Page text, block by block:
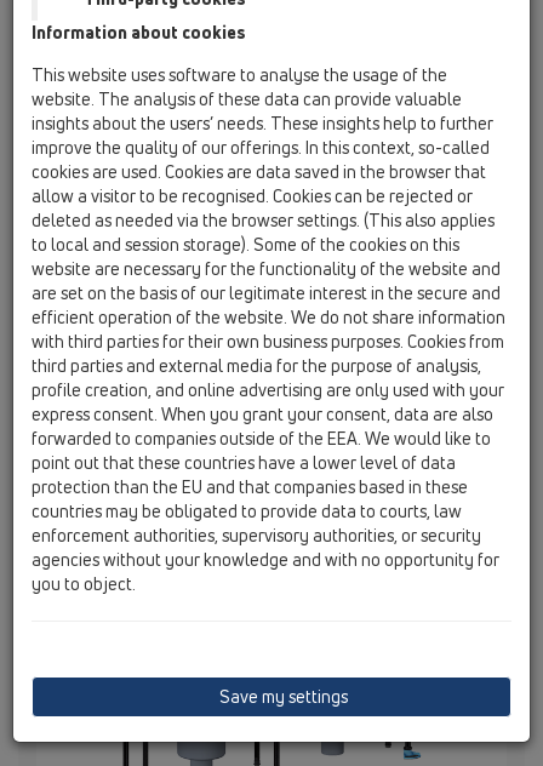
HL50FV
HL50FV.0/210
HL50FV.0/210
Неръждаем душ-канал без
капак, вертикално оттичане,
за равнинен монтаж,
включващ 2 сифона DN50/75,
принадлежности и монтажен
капак. Монтажна дължина
2100мм
Information about cookies
This website uses software to analyse the usage of the
website. The analysis of these data can provide valuable
insights about the users’ needs. These insights help to further
improve the quality of our offerings. In this context, so-called
cookies are used. Cookies are data saved in the browser that
allow a visitor to be recognised. Cookies can be rejected or
deleted as needed via the browser settings. (This also applies
to local and session storage). Some of the cookies on this
website are necessary for the functionality of the website and
are set on the basis of our legitimate interest in the secure and
efficient operation of the website. We do not share information
with third parties for their own business purposes. Cookies from
third parties and external media for the purpose of analysis,
profile creation, and online advertising are only used with your
express consent. When you grant your consent, data are also
forwarded to companies outside of the EEA. We would like to
point out that these countries have a lower level of data
protection than the EU and that companies based in these
countries may be obligated to provide data to courts, law
enforcement authorities, supervisory authorities, or security
agencies without your knowledge and with no opportunity for
you to object.
Save my settings